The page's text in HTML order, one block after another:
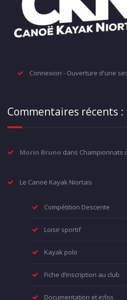
Connexion - Ouverture d'une
Commentaires récents :
Morin Bruno dans Championnats
Le Canoë Kayak Niortais
Compétition Descente
Loisir sportif
Kayak polo
Fiche d’inscription au club
Documentation et infos